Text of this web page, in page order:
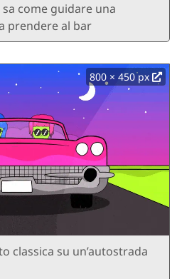
come guidare una
prendere al bar
800 × 450 px
classica su un’autostrada